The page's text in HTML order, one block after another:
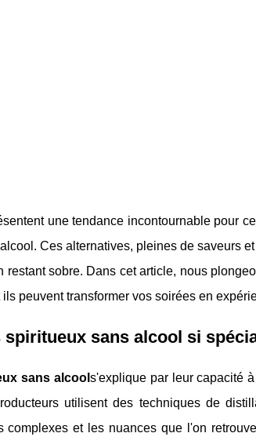
une tendance incontournable pour
Ces alternatives, pleines de saveurs
restant sobre. Dans cet article, nous
peuvent transformer vos soirées en
spiritueux sans alcool si
sans alcool s'explique par leur capacité
utilisent des techniques de
complexes et les nuances que l'on